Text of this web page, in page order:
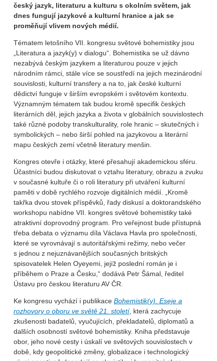
český jazyk, literaturu a kulturu s okolním světem, jak
dnes fungují jazykové a kulturní hranice a jak se
proměňují vlivem nových médií.
Tématem letošního VII. kongresu světové bohemistiky jsou
„Literatura a jazyk(y) v dialogu“. Bohemistika se už dávno
nezabývá českým jazykem a literaturou pouze v jejich
národním rámci, stále více se soustředí na jejich mezinárodní
souvislosti, kulturní transfery a na to, jak české kulturní
dědictví funguje v širším evropském i světovém kontextu.
Významným tématem tak budou kromě specifik českých
literárních děl, jejich jazyka a života v globálních souvislostech
také různé podoby transkulturality, role hranic – skutečných i
symbolických – nebo širší pohled na jazykovou a literární
mapu českých zemí včetně literatury menšin.
Kongres otevře i otázky, které přesahují akademickou sféru.
Účastníci budou diskutovat o vztahu literatury, obrazu a zvuku
v současné kultuře či o roli literatury při utváření kulturní
paměti v době rychlého rozvoje digitálních médií. „Kromě
takřka dvou stovek příspěvků, řady diskusí a doktorandského
workshopu nabídne VII. kongres světové bohemistiky také
atraktivní doprovodný program. Pro veřejnost bude přístupná
třeba debata o významu díla Václava Havla pro společnosti,
které se vyrovnávají s autoritářskými režimy, nebo večer
s jednou z nejuznávanějších současných britských
spisovatelek Helen Oyeyemi, jejíž poslední román je i
příběhem o Praze a Česku,“ dodává Petr Šámal, ředitel
Ústavu pro českou literaturu AV ČR.
Ke kongresu vychází i publikace Bohemistik(y). Eseje a
rozhovory o oboru ve světě 21. století, která zachycuje
zkušenosti badatelů, vyučujících, překladatelů, diplomatů a
dalších osobností světové bohemistiky. Kniha představuje
obor, jeho nové cesty i úskalí ve světových souvislostech v
době, kdy geopolitické změny, globalizace i technologický